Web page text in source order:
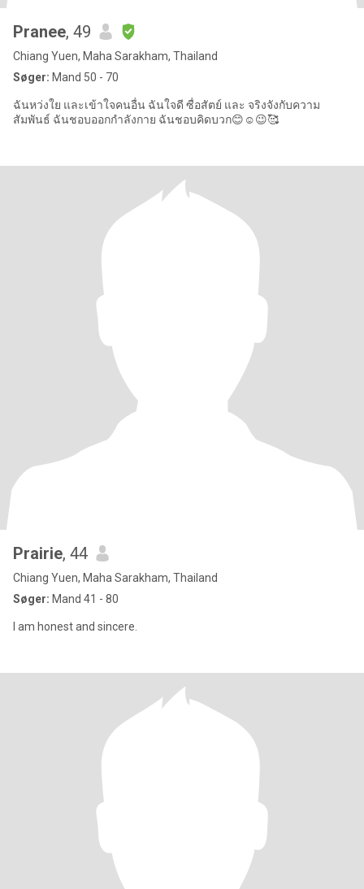
Pranee, 49
Chiang Yuen, Maha Sarakham, Thailand
Søger: Mand 50 - 70
ฉันหว่งใย และเข้าใจคนอื่น ฉันใจดี ซื่อสัตย์ และ จริงจังกับความ
สัมพันธ์ ฉันชอบออกกำลังกาย ฉันชอบคิดบวก😊☺️😉🥰
Prairie, 44
Chiang Yuen, Maha Sarakham, Thailand
Søger: Mand 41 - 80
I am honest and sincere.